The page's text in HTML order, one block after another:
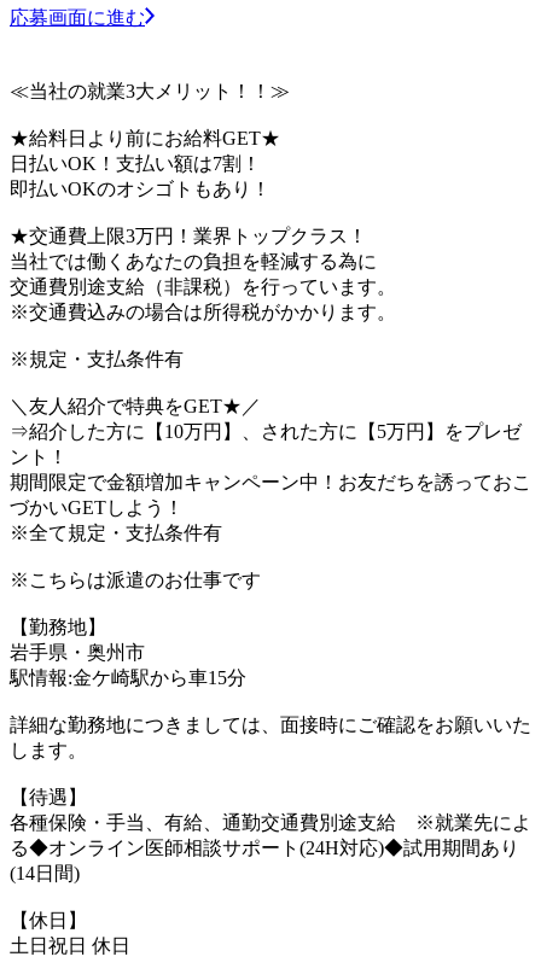
応募画面に進む
≪当社の就業3大メリット！！≫
★給料日より前にお給料GET★
日払いOK！支払い額は7割！
即払いOKのオシゴトもあり！
★交通費上限3万円！業界トップクラス！
当社では働くあなたの負担を軽減する為に
交通費別途支給（非課税）を行っています。
※交通費込みの場合は所得税がかかります。
※規定・支払条件有
＼友人紹介で特典をGET★／
⇒紹介した方に【10万円】、された方に【5万円】をプレゼ
ント！
期間限定で金額増加キャンペーン中！お友だちを誘っておこ
づかいGETしよう！
※全て規定・支払条件有
※こちらは派遣のお仕事です
【勤務地】
岩手県・奥州市
駅情報:金ケ崎駅から車15分
詳細な勤務地につきましては、面接時にご確認をお願いいた
します。
【待遇】
各種保険・手当、有給、通勤交通費別途支給 ※就業先によ
る◆オンライン医師相談サポート(24H対応)◆試用期間あり
(14日間)
【休日】
土日祝日 休日